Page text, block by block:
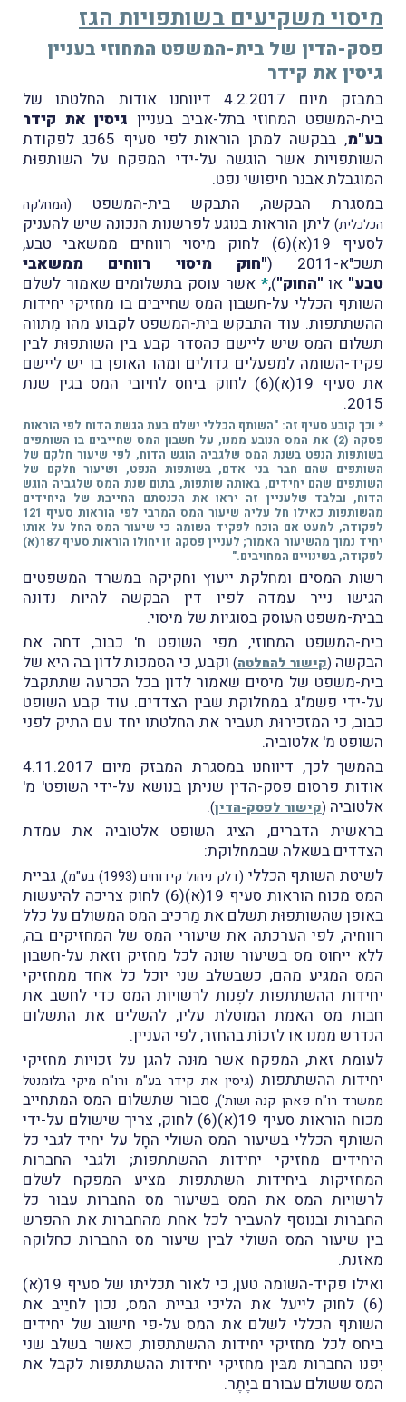
מיסוי משקיעים בשותפויות הגז
פסק-הדין של בית-המשפט המחוזי בעניין
גיסין את קידר
במבזק מיום 4.2.2017 דיווחנו אודות החלטתו של
בית-המשפט המחוזי בתל-אביב בעניין גיסין את קידר
בע"מ
, בבקשה למתן הוראות לפי סעיף 65כג לפקודת
השותפויות אשר הוגשה על-ידי המפקח על השותפוּת
המוגבלת אבנר חיפושי נפט.
במסגרת הבקשה, התבקש בית-המשפט
(המחלקה
הכלכלית) ליתן הוראות בנוגע לפרשנות הנכונה שיש להעניק
לסעיף 19(א)(6) לחוק מיסוי רווחים ממשאבי טבע,
תשכ"א-2011 (
"חוק מיסוי רווחים ממשאבי
טבע" או "החוק"),
* אשר עוסק בתשלומים שאמור לשלם
השותף הכללי על-חשבון המס שחייבים בו מחזיקי יחידות
ההשתתפות. עוד התבקש בית-המשפט לקבוע מהו מִתווה
תשלום המס שיש ליישם כהסדר קבע בין השותפוּת לבין
פקיד-השומה למפעלים גדולים ומהו האופן בו יש ליישם
את סעיף 19(א)(6) לחוק ביחס לחיובי המס בגין שנת
2015.
* וכך קובע סעיף זה: "השותף הכללי ישלם בעת הגשת הדוח לפי הוראות
פסקה (2) את המס הנובע ממנו, על חשבון המס שחייבים בו השותפים
בשותפות הנפט בשנת המס שלגביה הוגש הדוח, לפי שיעור חלקם של
השותפים שהם חבר בני אדם, בשותפות הנפט, ושיעור חלקם של
השותפים שהם יחידים, באותה שותפות, בתום שנת המס שלגביה הוגש
הדוח, ובלבד שלעניין זה יראו את הכנסתם החייבת של היחידים
מהשותפות כאילו חל עליה שיעור המס המרבי לפי הוראות סעיף 121
לפקודה, למעט אם הוכח לפקיד השומה כי שיעור המס החל על אותו
יחיד נמוך מהשיעור האמור; לעניין פסקה זו יחולו הוראות סעיף 187(א)
לפקודה, בשינויים המחויבים."
רשות המסים ומחלקת ייעוץ וחקיקה במשרד המשפטים
הגישו נייר עמדה לפיו דין הבקשה להיות נדונה
בבית-משפט העוסק בסוגיות של מיסוי.
בית-המשפט המחוזי, מפי השופט ח' כבוב, דחה את
הבקשה (קישור להחלטה) וקבע, כי הסמכות לדון בה היא של
בית-משפט של מיסים שאמור לדון בכל הכרעה שתתקבל
על-ידי פשמ"ג במחלוקת שבין הצדדים. עוד קבע השופט
כבוב, כי המזכירוּת תעביר את החלטתו יחד עם התיק לפני
השופט מ' אלטוביה.
בהמשך לכך, דיווחנו במסגרת המבזק מיום 4.11.2017
אודות פרסום פסק-הדין שניתן בנושא על-ידי השופט' מ'
אלטוביה (קישור לפסק-הדין)
.
בראשית הדברים, הציג השופט אלטוביה את עמדת
הצדדים בשאלה שבמחלוקת:
לשיטת השותף הכללי (דלק ניהול קידוחים (1993) בע"מ)
, גביית
המס מכוח הוראות סעיף 19(א)(6) לחוק צריכה להיעשות
באופן שהשותפוּת תשלם את מַרכיב המס המשולם על כלל
רווחיה, לפי הערכתה את שיעורי המס של המחזיקים בה,
ללא ייחוס מס בשיעור שונה לכל מחזיק וזאת על-חשבון
המס המגיע מהם; כשבשלב שני יוכל כל אחד ממחזיקי
יחידות ההשתתפות לפְנות לרשויות המס כדי לחשב את
חבות מס האמת המוטלת עליו, להשלים את התשלום
הנדרש ממנו או לזכוֹת בהחזר, לפי העניין.
לעומת זאת, המפקח אשר מוּנה להגן על זכויות מחזיקי
יחידות ההשתתפות (גיסין את קידר בע"מ ורו"ח מיקי בלומנטל
ממשרד רו"ח פאהן קנה ושות'), סבור שתשלום המס המתחייב
מכוח הוראות סעיף 19(א)(6) לחוק, צריך שישולם על-ידי
השותף הכללי בשיעור המס השולי החָל על יחיד לגבי כל
היחידים מחזיקי יחידות ההשתתפות; ולגבי החברות
המחזיקות ביחידות השתתפות מציע המפקח לשלם
לרשויות המס את המס בשיעור מס החברות עבוּר כל
החברות ובנוסף להעביר לכל אחת מהחברות את ההפרש
בין שיעור המס השולי לבין שיעור מס החברות כחלוקה
מאזנת.
ואילו פקיד-השומה טען, כי לאור תכליתו של סעיף 19(א)
(6) לחוק לייעל את הליכי גביית המס, נכון לחיֵיב את
השותף הכללי לשלם את המס על-פי חישוב של יחידים
ביחס לכל מחזיקי יחידות ההשתתפות, כאשר בשלב שני
יִפנו החברות מבּין מחזיקי יחידות ההשתתפות לקבל את
המס ששולם עבורם ביֶתֶר.